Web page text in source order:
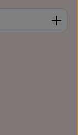
Wert ein